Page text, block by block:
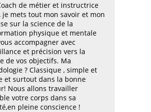
de métier et instructrice
je mets tout mon savoir et mon
sur la science de la
physique et mentale
accompagner avec
et précision vers la
de vos objectifs. Ma
? Classique , simple et
et surtout dans la bonne
Nous allons travailler
votre corps dans sa
pleine conscience !